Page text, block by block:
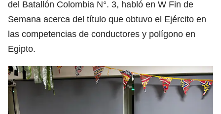
del Batallón Colombia N°. 3, habló en W Fin de
Semana acerca del título que obtuvo el Ejército en
las competencias de conductores y polígono en
Egipto.